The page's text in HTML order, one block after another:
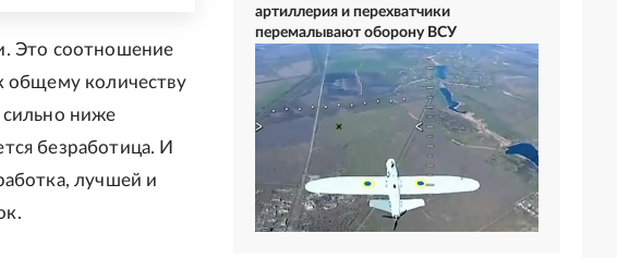
Это соотношение
общему количеству
сильно ниже
безработица. И
лучшей и
артиллерия и перехватчики
перемалывают оборону ВСУ